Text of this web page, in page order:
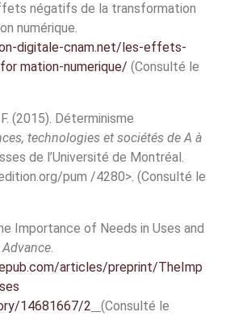
négatifs de la transformation
numérique.
digitale-cnam.net/les-effets-
mation-numerique/ (Consulté le
(2015). Déterminisme
technologies et sociétés de A à
de l’Université de Montréal.
pum /4280>. (Consulté le
Importance of Needs in Uses and
Advance.
articles/preprint/TheImp
14681667/2
(Consulté le